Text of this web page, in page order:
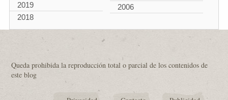
2019
2018
2006
Queda prohibida la reproducción total o parcial de los contenidos de
este blog